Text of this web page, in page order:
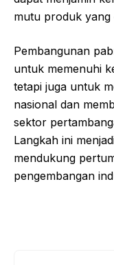
mutu produk yang
Pembangunan
untuk memenuhi
tetapi juga untuk
nasional dan
sektor
Langkah ini
mendukung
pengembangan